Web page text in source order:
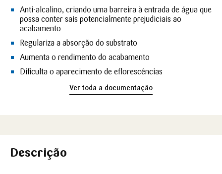
Anti-alcalino, criando uma barreira à entrada de água que
possa conter sais potencialmente prejudiciais ao
acabamento
Regulariza a absorção do substrato
Aumenta o rendimento do acabamento
Dificulta o aparecimento de eflorescências
Ver toda a documentação
Descrição